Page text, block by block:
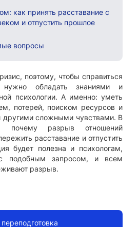
как принять расставание с
и отпустить прошлое
вопросы
поэтому, чтобы справиться
обладать знаниями и
психологии. А именно: уметь
потерей, поиском ресурсов и
другими сложными чувствами. В
почему разрыв отношений
расставание и отпустить
будет полезна и психологам,
подобным запросом, и всем
разрыв.